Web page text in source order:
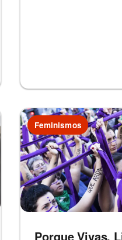
Feminismos
Porque Vivas,